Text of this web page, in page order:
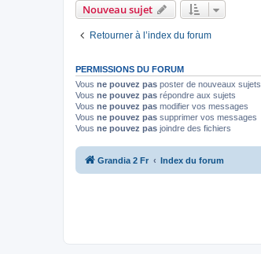
Nouveau sujet
Retourner à l’index du forum
PERMISSIONS DU FORUM
Vous ne pouvez pas poster de nouveaux sujets
Vous ne pouvez pas répondre aux sujets
Vous ne pouvez pas modifier vos messages
Vous ne pouvez pas supprimer vos messages
Vous ne pouvez pas joindre des fichiers
Grandia 2 Fr Index du forum